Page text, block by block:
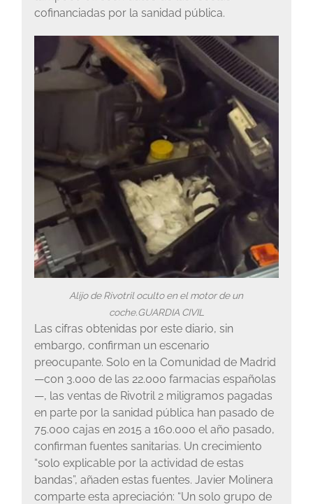
cofinanciadas por la sanidad pública.
Alijo de Rivotril oculto en el motor de un
coche.GUARDIA CIVIL
Las cifras obtenidas por este diario, sin
embargo, confirman un escenario
preocupante. Solo en la Comunidad de Madrid
—con 3.000 de las 22.000 farmacias españolas
—, las ventas de Rivotril 2 miligramos pagadas
en parte por la sanidad pública han pasado de
75.000 cajas en 2015 a 160.000 el año pasado,
confirman fuentes sanitarias. Un crecimiento
“solo explicable por la actividad de estas
bandas”, añaden estas fuentes. Javier Molinera
comparte esta apreciación: “Un solo grupo de